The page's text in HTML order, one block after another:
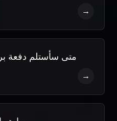
→
متى سأستلم دفعة
→